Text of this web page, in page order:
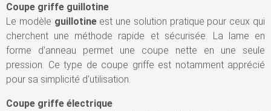
Coupe griffe guillotine
Le modèle guillotineest une solution pratique pour ceux qui
cherchent une méthode rapide et sécurisée. La lame en
forme d'anneau permet une coupe nette en une seule
pression. Ce type de coupe griffe est notamment apprécié
pour sa simplicité d'utilisation.
Coupe griffe électrique